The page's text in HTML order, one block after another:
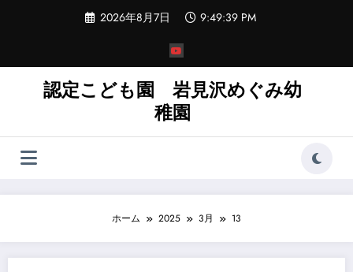
ツ
プ
2026年8月7日 9:49:39 PM
認定こども園 岩見沢めぐみ幼
稚園
ホーム 2025 3月 13